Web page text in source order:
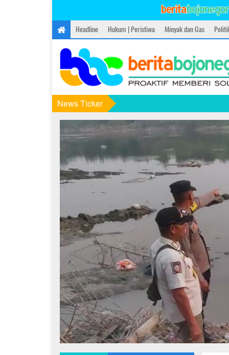
Headline Hukum | Peristiwa Minyak dan Gas
News Ticker